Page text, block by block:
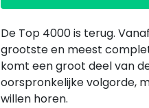
De Top 4000 is terug.
grootste en meest
komt een groot deel van
oorspronkelijke volgorde,
willen horen.